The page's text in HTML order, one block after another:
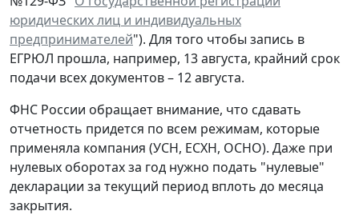
юридических лиц и индивидуальных
предпринимателей"). Для того чтобы запись в
ЕГРЮЛ прошла, например, 13 августа, крайний срок
подачи всех документов – 12 августа.
ФНС России обращает внимание, что сдавать
отчетность придется по всем режимам, которые
применяла компания (УСН, ЕСХН, ОСНО). Даже при
нулевых оборотах за год нужно подать "нулевые"
декларации за текущий период вплоть до месяца
закрытия.